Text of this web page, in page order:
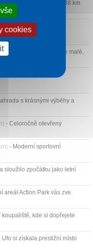
leží 38 km
Mosonmagyaróvár je malé,
s krásnými výběhy a
- Celoročně otevřený
- Moderní sportovní
sloužilo zpočátku jako letní
areál Action Park vás zve
koupaliště, kde si dopřejete
Ufo si získala prestižní místo
cookies